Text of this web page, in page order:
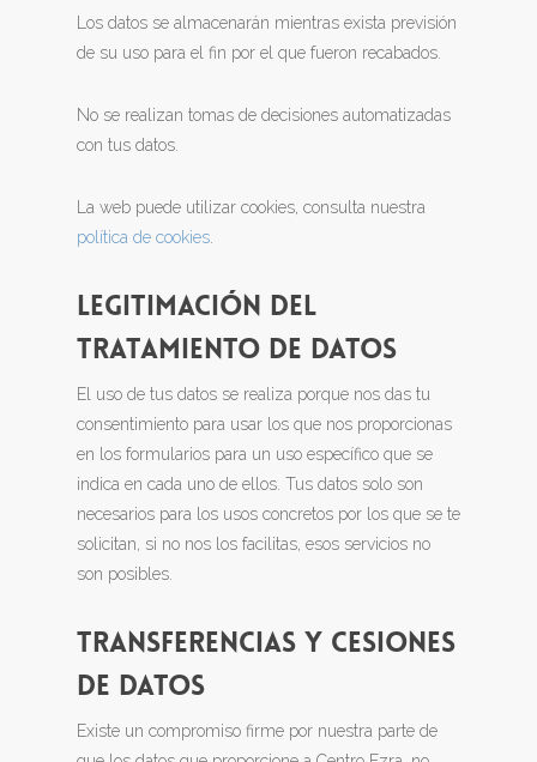
Los datos se almacenarán mientras exista previsión
de su uso para el fin por el que fueron recabados.
No se realizan tomas de decisiones automatizadas
con tus datos.
La web puede utilizar cookies, consulta nuestra
política de cookies
LEGITIMACIÓN DEL
TRATAMIENTO DE DATOS
El uso de tus datos se realiza porque nos das tu
consentimiento para usar los que nos proporcionas
en los formularios para un uso específico que se
indica en cada uno de ellos. Tus datos solo son
necesarios para los usos concretos por los que se te
solicitan, si no nos los facilitas, esos servicios no
son posibles.
TRANSFERENCIAS Y CESIONES
DE DATOS
Existe un compromiso firme por nuestra parte de